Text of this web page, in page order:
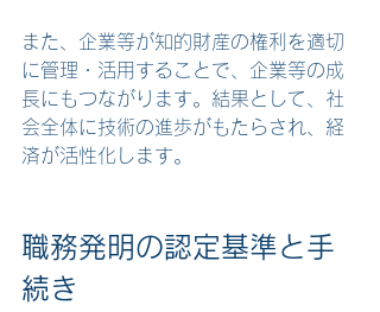
また、企業等が知的財産の権利を適切
に管理・活用することで、企業等の成
長にもつながります。結果として、社
会全体に技術の進歩がもたらされ、経
済が活性化します。
職務発明の認定基準と手
続き